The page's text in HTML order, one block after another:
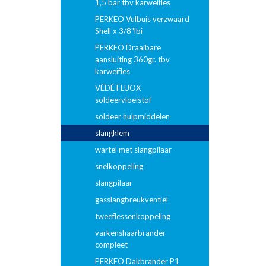
1,5 bar tbv karweifles
PERKEO Vulbuis verzwaard
Shell x 3/8"lbi
PERKEO Draaibare
aansluiting 360gr. tbv
karweifles
VÉDÉ FLUOX
soldeervloeistof
soldeer hulpmiddelen
slangklem
wartel met slangpilaar
snelkoppeling
slangpilaar
gasslangbreukventiel
tweeflessenkoppeling
varkenshaarbrander
compleet
PERKEO Dakbrander P1